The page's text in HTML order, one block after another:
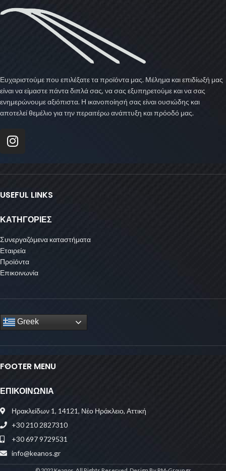
Ευχαριστούμε που επιλέξατε τα προϊόντα μας. Μέλημα και επιδίωξή μας
είναι να είμαστε πάντα διπλά σας, να σας εξυπηρετούμε και να σας
ενημερώνουμε αξιόπιστα. Η ικανοποίησή σας είναι ουσιώδης και
αποτελεί θεμέλιο για την περαιτέρω ανάπτυξη και πρόοδό μας.
USEFUL LINKS
ΚΑΤΗΓΟΡΙΕΣ
Συνεργαζόμενα καταστήματα
Εταιρεία
Προϊόντα
Επικοινωνία
Greek
FOOTER MENU
ΕΠΙΚΟΙΝΩΝΙΑ
Ηρακλείδων 1, 14121, Νέο Ηράκλειο, Αττική
+30 210 2827310
+30 697 9729531
info@keanos.gr